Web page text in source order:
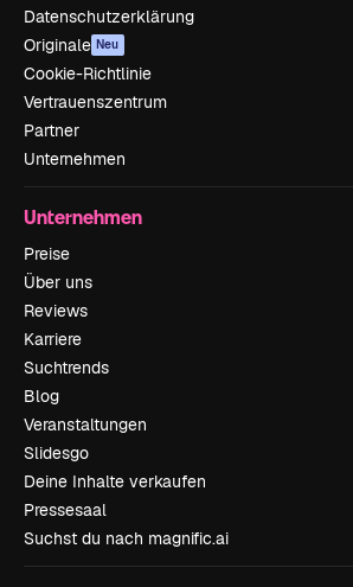
Datenschutzerklärung
Originale Neu
Cookie-Richtlinie
Vertrauenszentrum
Partner
Unternehmen
Unternehmen
Preise
Über uns
Reviews
Karriere
Suchtrends
Blog
Veranstaltungen
Slidesgo
Deine Inhalte verkaufen
Pressesaal
Suchst du nach magnific.ai